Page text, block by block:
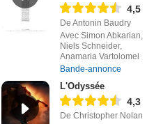
4,5
De Antonin Baudry
Avec Simon Abkarian,
Niels Schneider,
Anamaria Vartolomei
Bande-annonce
L'Odyssée
4,3
De Christopher Nolan